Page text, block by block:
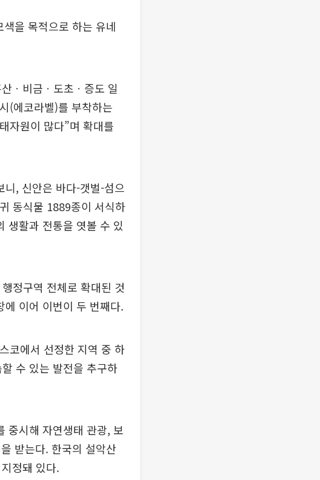
을 목적으로 하는 유네
ㆍ비금ㆍ도초ㆍ증도 일
(에코라벨)를 부착하는
자원이 많다”며 확대를
, 신안은 바다-갯벌-섬으
동식물 1889종이 서식하
생활과 전통을 엿볼 수 있
정구역 전체로 확대된 것
이어 이번이 두 번째다.
코에서 선정한 지역 중 하
수 있는 발전을 추구하
중시해 자연생태 관광, 보
받는다. 한국의 설악산
정돼 있다.